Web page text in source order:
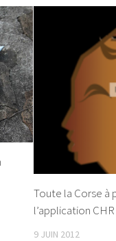
Toute la Corse à
l’application
9 JUIN 2012